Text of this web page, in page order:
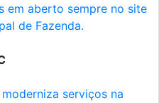
em aberto sempre no site
de Fazenda.
serviços na